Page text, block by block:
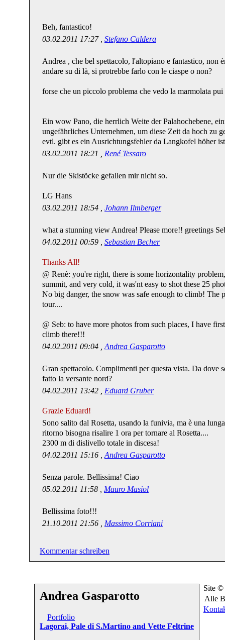
Beh, fantastico!
03.02.2011 17:27 , Stefano Caldera
Andrea , che bel spettacolo, l'altopiano e fantastico, non
andare su di là, si protrebbe farlo con le ciaspe o non?
forse che un piccolo problema che vedo la marmolata pui
Ein wow Pano, die herrlich Weite der Palahochebene,
ungefährliches Unternehmen, um diese Zeit da hoch zu
evtl. gibt es ein Ausrichtungsfehler da Langkofel höher
03.02.2011 18:21 , René Tessaro
Nur die Skistöcke gefallen mir nicht so.
LG Hans
03.02.2011 18:54 , Johann Ilmberger
what a stunning view Andrea! Please more!! greetings
04.02.2011 00:59 , Sebastian Becher
Thanks All!
@ Renè: you're right, there is some horizontality
summit, and very cold, it was'nt easy to shot these 25
No big danger, the snow was safe enough to climb! The
tour....
@ Seb: to have more photos from such places, I have
climb there!!!
04.02.2011 09:04 , Andrea Gasparotto
Gran spettacolo. Complimenti per questa vista. Da dove
fatto la versante nord?
04.02.2011 13:42 , Eduard Gruber
Grazie Eduard!
Sono salito dal Rosetta, usando la funivia, ma è una
ritorno bisogna risalire 1 ora per tornare al Rosetta....
2300 m di dislivello totale in discesa!
04.02.2011 15:16 , Andrea Gasparotto
Senza parole. Bellissima! Ciao
05.02.2011 11:58 , Mauro Masiol
Bellissima foto!!!
21.10.2011 21:56 , Massimo Corriani
Kommentar schreiben
Andrea Gasparotto
Portfolio
Lagorai, Pale di S.Martino and Vette Feltrine
Site ©
Alle